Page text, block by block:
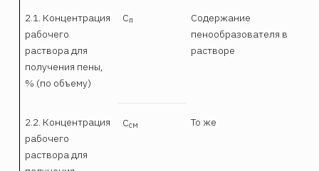
2.1. Концентрация
рабочего
раствора для
получения пены,
% (по объему)
Сп
Содержание
пенообразователя в
растворе
2.2. Концентрация
рабочего
раствора для
Ссм То же